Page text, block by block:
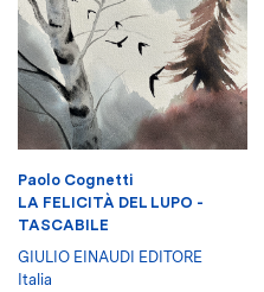
Paolo Cognetti
LA FELICITÀ DEL LUPO -
TASCABILE
GIULIO EINAUDI EDITORE
Italia